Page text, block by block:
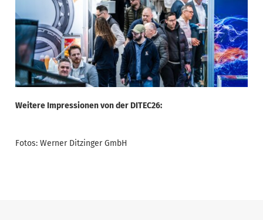
Weitere Impressionen von der DITEC26:
Fotos: Werner Ditzinger GmbH